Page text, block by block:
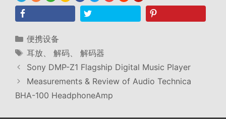
分
类
便携设备
标
签
耳放 解码、 解码器
Sony DMP-Z1 Flagship Digital Music Player
Measurements & Review of Audio Technica
BHA-100 HeadphoneAmp